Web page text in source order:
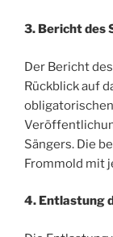
3. Bericht des
Der Bericht
Rückblick auf
Sängers. Die
Frommold mit
4. Entlastung